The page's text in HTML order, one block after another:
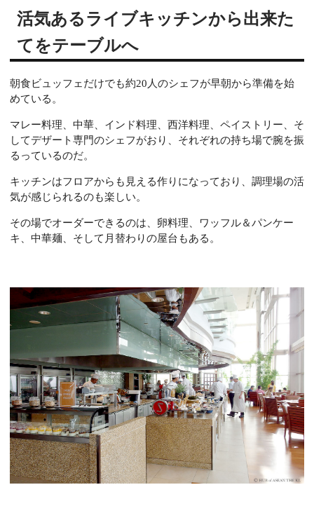
活気あるライブキッチンから出来た
てをテーブルへ
朝食ビュッフェだけでも約20人のシェフが早朝から準備を始
めている。
マレー料理、中華、インド料理、西洋料理、ペイストリー、そ
してデザート専門のシェフがおり、それぞれの持ち場で腕を振
るっているのだ。
キッチンはフロアからも見える作りになっており、調理場の活
気が感じられるのも楽しい。
その場でオーダーできるのは、卵料理、ワッフル＆パンケー
キ、中華麺、そして月替わりの屋台もある。